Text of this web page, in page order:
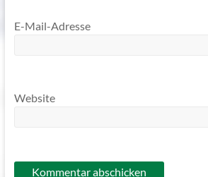
E-Mail-Adresse
Website